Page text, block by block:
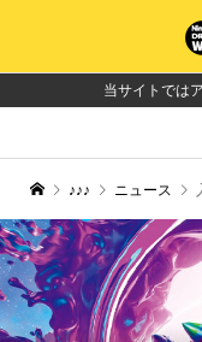
当サイトでは
♪♪♪ ニュース